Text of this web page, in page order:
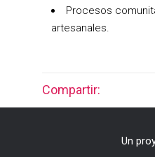
Procesos
artesanales.
Compartir:
Un